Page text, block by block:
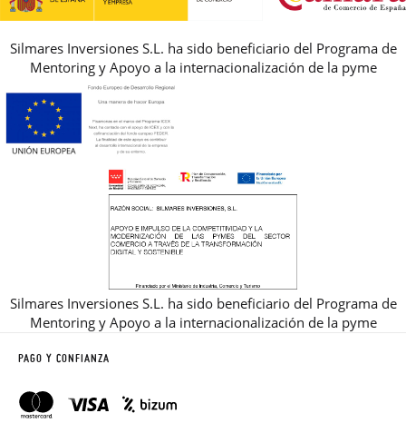
Silmares Inversiones S.L. ha sido beneficiario del Programa de
Mentoring y Apoyo a la internacionalización de la pyme
Silmares Inversiones S.L. ha sido beneficiario del Programa de
Mentoring y Apoyo a la internacionalización de la pyme
PAGO Y CONFIANZA